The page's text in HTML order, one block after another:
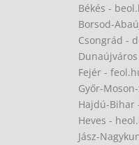
Békés -
Borsod-
Csongrád -
Fejér -
Győr-
Hajdú-Bihar
Heves -
Jász-